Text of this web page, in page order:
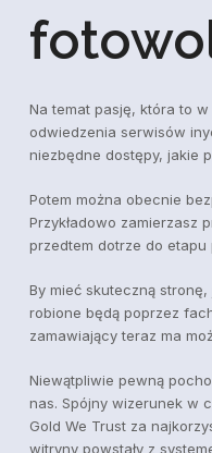
Na temat pasję, która to
odwiedzenia serwisów
niezbędne dostępy, jakie
Potem można obecnie
Przykładowo
przedtem dotrze do etapu
By mieć skuteczną
robione będą poprzez
zamawiający teraz ma
Niewątpliwie pewną
nas. Spójny wizerunek w
Gold We Trust za
witryny powstały z